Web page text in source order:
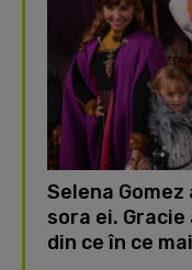
Selena
sora ei.
din ce în ce